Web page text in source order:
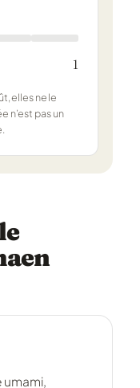
1
elles ne le
n’est pas un